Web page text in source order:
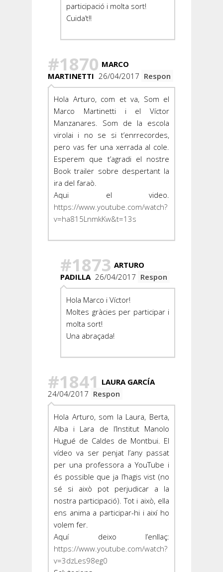
participació i molta sort!
Cuida’t!!
#1870 MARCO
MARTINETTI 26/04/2017 Respon
Hola Arturo, com et va, Som el
Marco Martinetti i el Víctor
Manzanares. Som de la escola
virolai i no se si t’enrrecordes,
pero vas fer una xerrada al cole.
Esperem que t’agradi el nostre
Book trailer sobre despertant la
ira del faraò.
Aqui el video.
https://www.youtube.com/watch?
v=ha815LnmkKw&t=13s
#1873 ARTURO
PADILLA 26/04/2017 Respon
Hola Marco i Víctor!
Moltes gràcies per participar i
molta sort!
Una abraçada!
#1841 LAURA GARCÍA
24/04/2017 Respon
Hola Arturo, som la Laura, Berta,
Alba i Lara de l’Institut Manolo
Hugué de Caldes de Montbui. El
vídeo va ser penjat l’any passat
per una professora a YouTube i
és possible que ja l’hagis vist (no
sé si això pot perjudicar a la
nostra participació). Tot i això, ella
ens anima a participar-hi i així ho
volem fer.
Aquí deixo l’enllaç:
https://www.youtube.com/watch?
v=3dzLes98eg0